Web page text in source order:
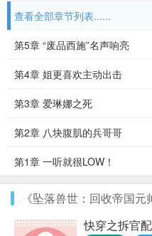
查看全部章节列表......
第5章 “废品西施”名声响亮
第4章 姐更喜欢主动出击
第3章 爱琳娜之死
第2章 八块腹肌的兵哥哥
第1章 一听就很LOW！
《坠落兽世：回收帝国
快穿之拆官